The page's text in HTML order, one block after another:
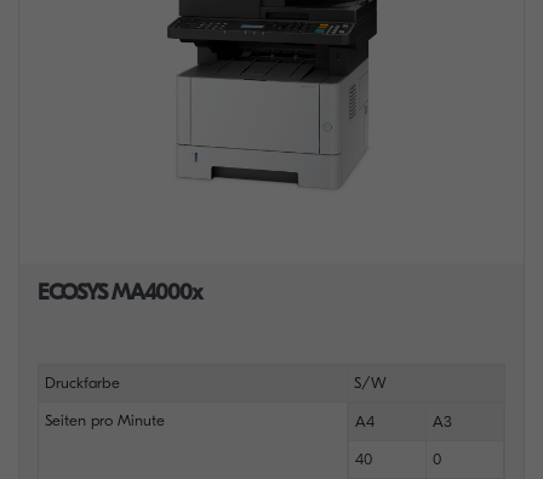
ECOSYS MA4000x
Druckfarbe S/W
Seiten pro Minute A4 A3
40 0